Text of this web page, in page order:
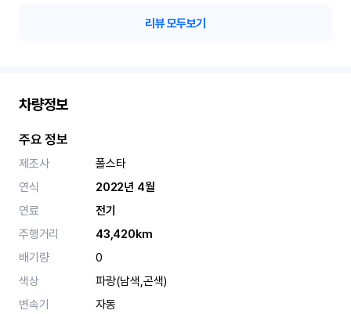
리뷰 모두보기
차량정보
주요 정보
제조사
폴스타
연식
2022년 4월
연료
전기
주행거리
43,420km
배기량
0
색상
파랑(남색,곤색)
변속기
자동